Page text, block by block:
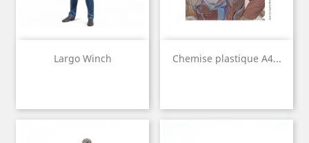
Largo Winch Chemise plastique A4...